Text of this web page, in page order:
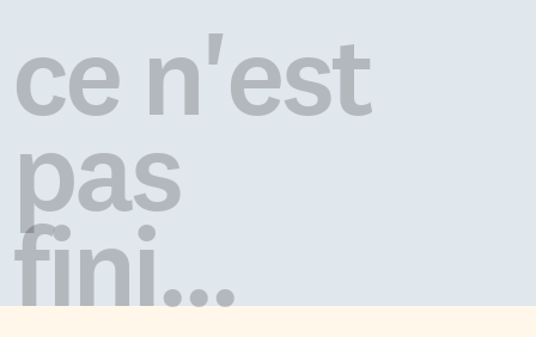
ce n'est
pas
fini...